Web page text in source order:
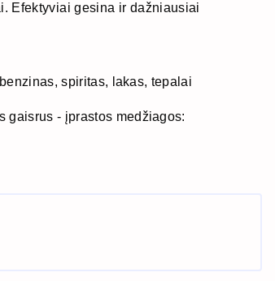
Efektyviai gesina ir dažniausiai
spiritas, lakas, tepalai
gaisrus - įprastos medžiagos: